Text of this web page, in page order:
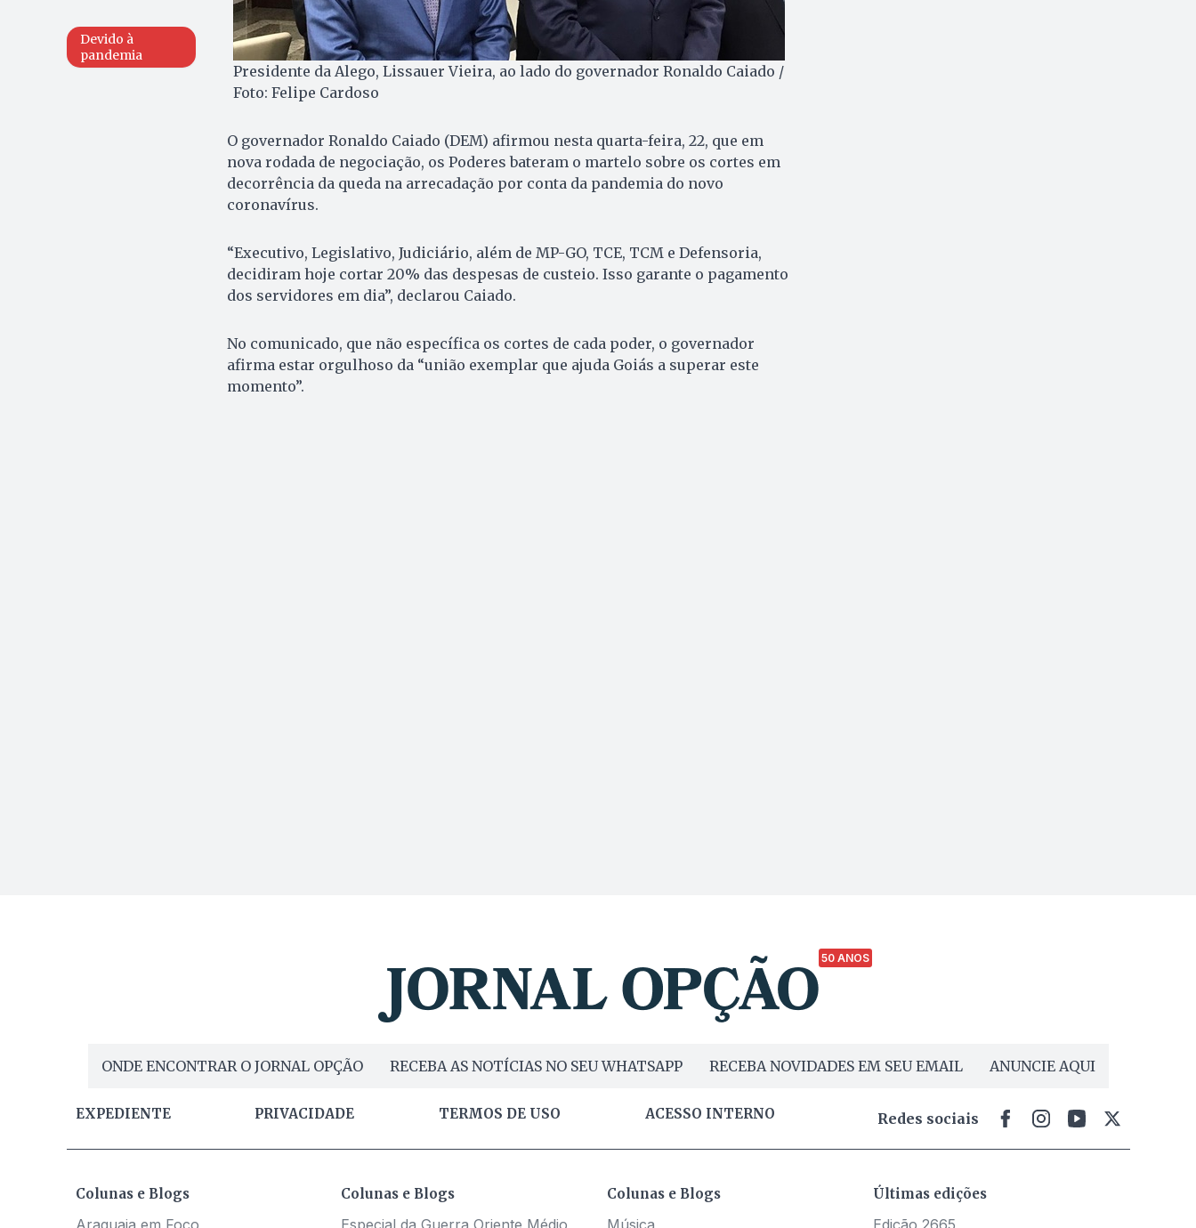
Devido à
pandemia
Presidente da Alego, Lissauer Vieira, ao lado do governador Ronaldo Caiado /
Foto: Felipe Cardoso
O governador Ronaldo Caiado (DEM) afirmou nesta quarta-feira, 22, que em
nova rodada de negociação, os Poderes bateram o martelo sobre os cortes em
decorrência da queda na arrecadação por conta da pandemia do novo
coronavírus.
“Executivo, Legislativo, Judiciário, além de MP-GO, TCE, TCM e Defensoria,
decidiram hoje cortar 20% das despesas de custeio. Isso garante o pagamento
dos servidores em dia”, declarou Caiado.
No comunicado, que não específica os cortes de cada poder, o governador
afirma estar orgulhoso da “união exemplar que ajuda Goiás a superar este
momento”.
50 ANOS
ONDE ENCONTRAR O JORNAL OPÇÃO RECEBA AS NOTÍCIAS NO SEU WHATSAPP RECEBA NOVIDADES EM SEU EMAIL ANUNCIE AQUI
EXPEDIENTE PRIVACIDADE TERMOS DE USO ACESSO INTERNO Redes sociais
Colunas e Blogs
Araguaia em Foco
Colunas e Blogs
Especial da Guerra Oriente Médio
Colunas e Blogs
Música
Últimas edições
Edição 2665